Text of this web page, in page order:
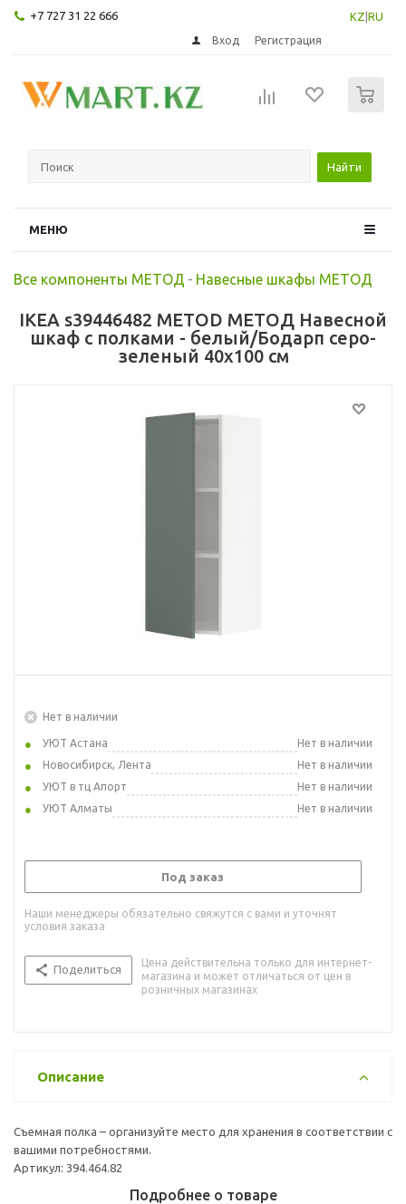
+7 727 31 22 666 KZ RU
Вход Регистрация
Найти
МЕНЮ
Все компоненты МЕТОД - Навесные шкафы МЕТОД
IKEA s39446482 METOD МЕТОД Навесной
шкаф с полками - белый/Бодарп серо-
зеленый 40x100 см
Нет в наличии
УЮТ Астана
Нет в наличии
Новосибирск, Лента
Нет в наличии
УЮТ в тц Апорт
Нет в наличии
УЮТ Алматы
Нет в наличии
Под заказ
Наши менеджеры обязательно свяжутся с вами и уточнят
условия заказа
Поделиться
Цена действительна только для интернет-
магазина и может отличаться от цен в
розничных магазинах
Описание
Съемная полка – организуйте место для хранения в соответствии с
вашими потребностями.
Артикул: 394.464.82
Подробнее о товаре